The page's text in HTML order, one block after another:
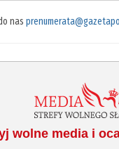
nas
wolne media i